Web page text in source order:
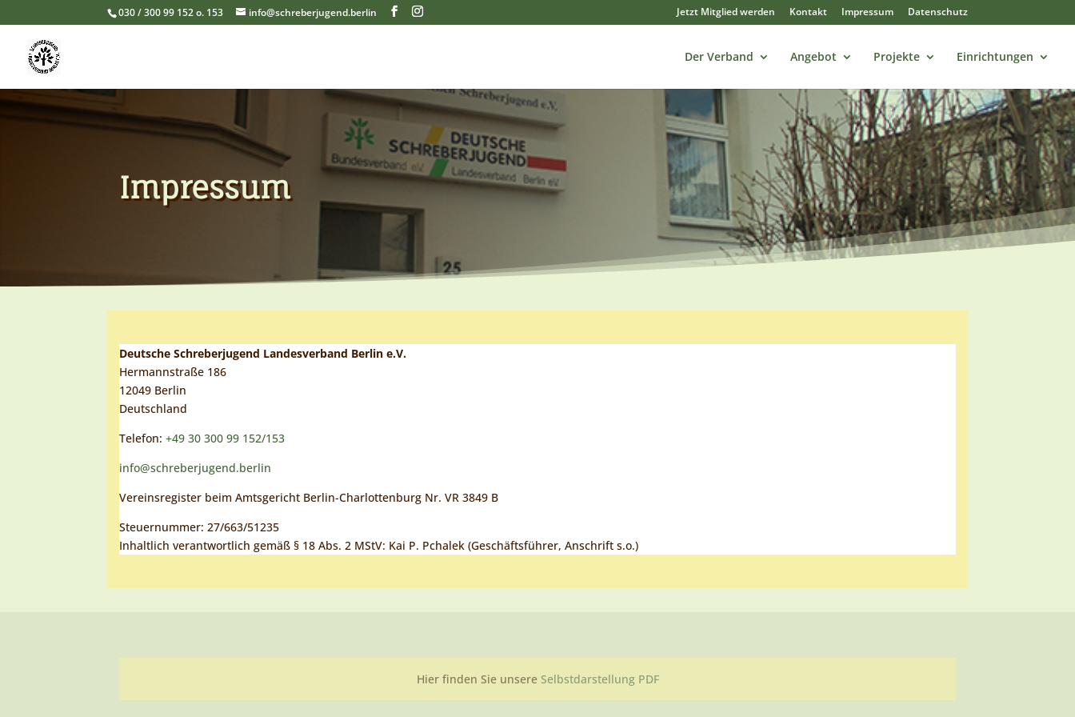
030 / 300 99 152 o. 153 info@schreberjugend.berlin Jetzt Mitglied werden Kontakt Impressum Datenschutz
Der Verband Angebot Projekte Einrichtungen
Impressum
Deutsche Schreberjugend Landesverband Berlin e.V.
Hermannstraße 186
12049 Berlin
Deutschland
Telefon:+49 30 300 99 152/153
info@schreberjugend.berlin
Vereinsregister beim Amtsgericht Berlin-Charlottenburg Nr. VR 3849 B
Steuernummer: 27/663/51235
Inhaltlich verantwortlich gemäß § 18 Abs. 2 MStV: Kai P. Pchalek (Geschäftsführer, Anschrift s.o.)
Hier finden Sie unsere Selbstdarstellung PDF